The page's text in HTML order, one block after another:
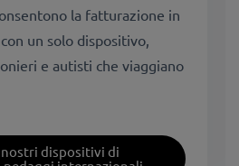
la fatturazione in
un solo dispositivo,
e autisti che viaggiano
nostri dispositivi di